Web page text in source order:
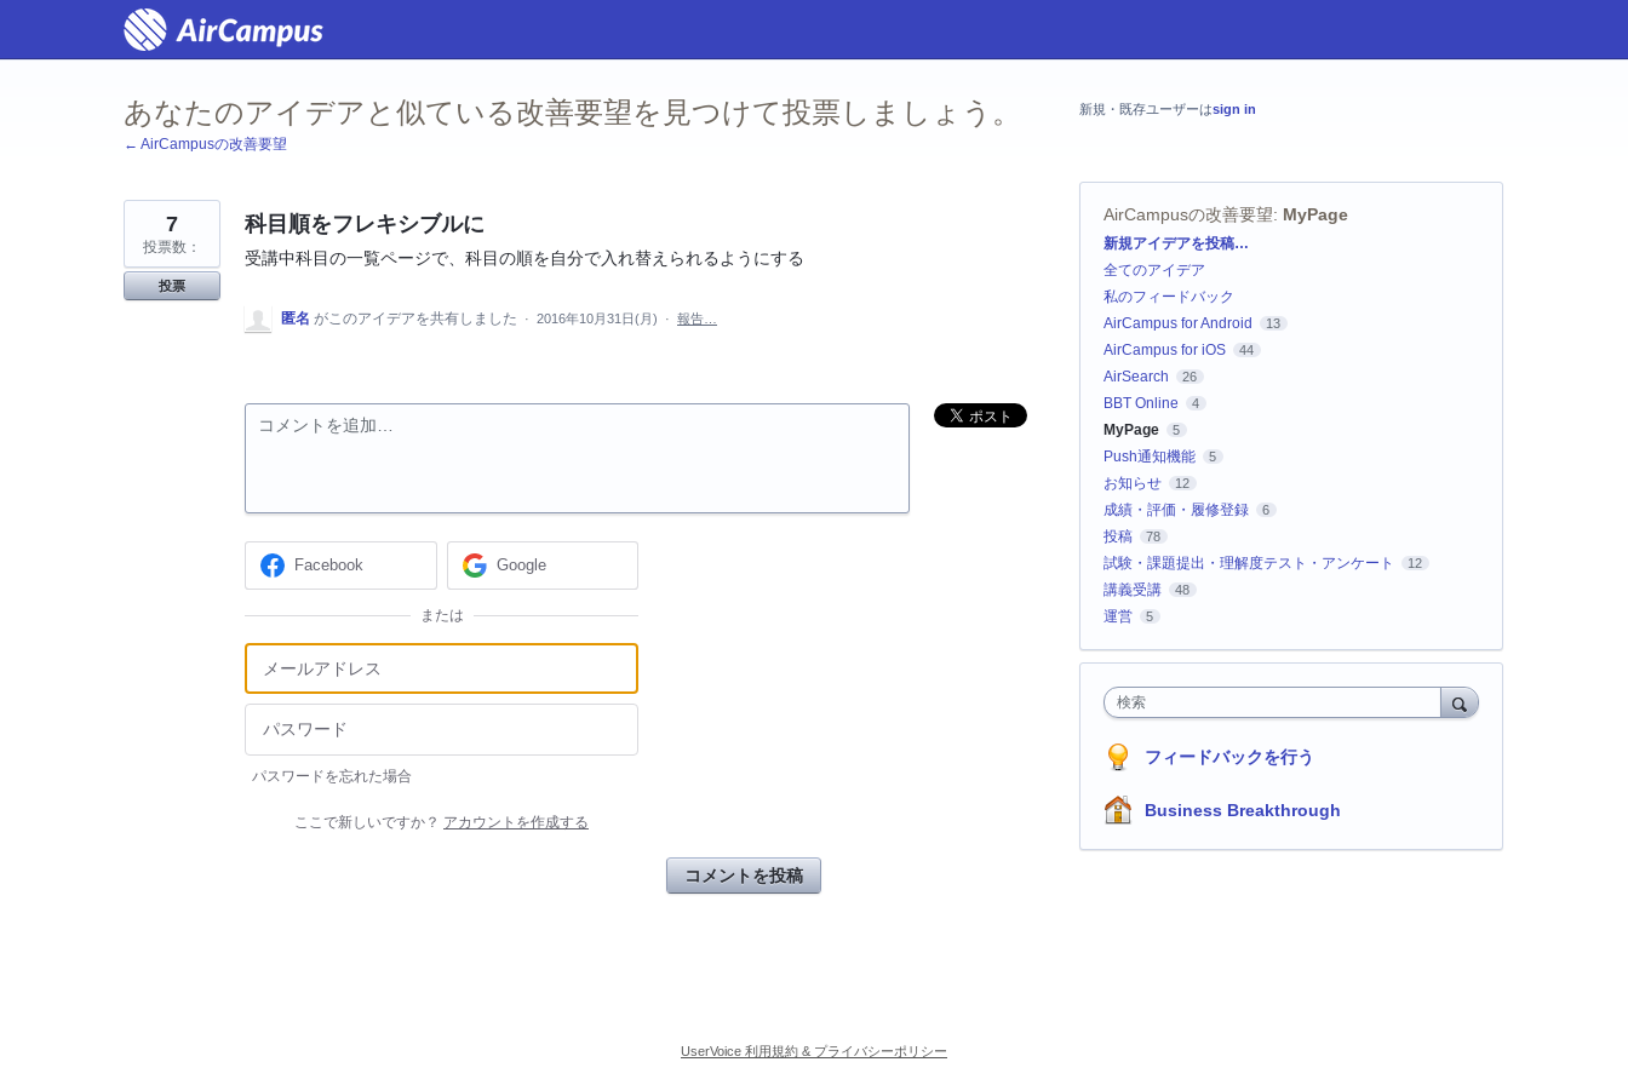
テ
あなたのアイデアと似ている改善要望を見つけて投票しましょう。
← AirCampusの改善要望
科目順をフレキシブルに
受講中科目の一覧ページで、科目の順を自分で入れ替えられるようにする
7
投票数：
投票
匿名 がこのアイデアを共有しました · 2016年10月31日(月) · 報告…
コメントを追加…
Facebook Google
または
パスワードを忘れた場合
ここで新しいですか？ アカウントを作成する
コメントを投稿
新規・既存ユーザーはsign in
AirCampusの改善要望: MyPage
カ
ゴ
リ
新規アイデアを投稿…
全てのアイデア
私のフィードバック
AirCampus for Android
13
AirCampus for iOS 44
AirSearch 26
BBT Online 4
MyPage 5
Push通知機能 5
お知らせ 12
成績・評価・履修登録 6
投稿 78
試験・課題提出・理解度テスト・アンケート 12
講義受講 48
運営 5
検索
フィードバックを行う
Business Breakthrough
UserVoice 利用規約 & プライバシーポリシー